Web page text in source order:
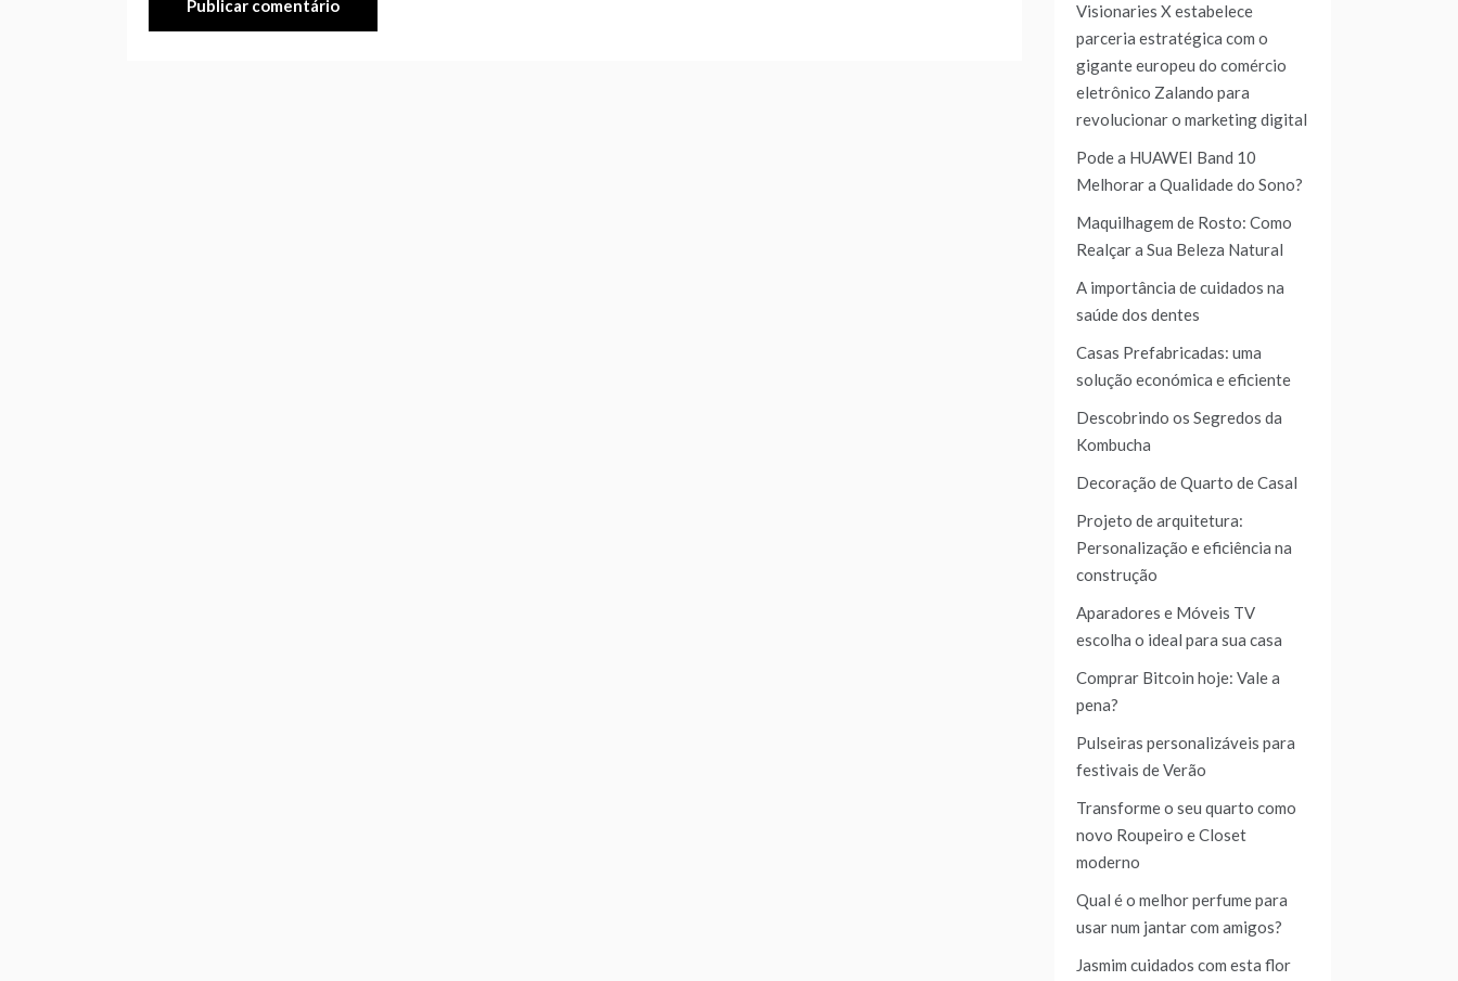
Visionaries X estabelece
parceria estratégica com o
gigante europeu do comércio
eletrônico Zalando para
revolucionar o marketing digital
Pode a HUAWEI Band 10
Melhorar a Qualidade do Sono?
Maquilhagem de Rosto: Como
Realçar a Sua Beleza Natural
A importância de cuidados na
saúde dos dentes
Casas Prefabricadas: uma
solução económica e eficiente
Descobrindo os Segredos da
Kombucha
Decoração de Quarto de Casal
Projeto de arquitetura:
Personalização e eficiência na
construção
Aparadores e Móveis TV
escolha o ideal para sua casa
Comprar Bitcoin hoje: Vale a
pena?
Pulseiras personalizáveis para
festivais de Verão
Transforme o seu quarto como
novo Roupeiro e Closet
moderno
Qual é o melhor perfume para
usar num jantar com amigos?
Jasmim cuidados com esta flor